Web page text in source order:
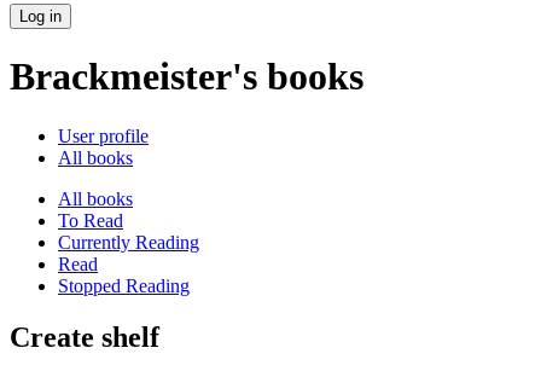
Log in
Brackmeister's books
User profile
All books
All books
To Read
Currently Reading
Read
Stopped Reading
Create shelf